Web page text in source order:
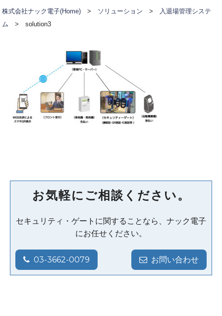
株式会社ナック電子(Home) > ソリューション >
入退場管理システ
ム >solution3
お気軽にご相談ください。
セキュリティ・ゲートに関することなら、ナック電子
にお任せください。
03-3662-0079 お問い合わせ